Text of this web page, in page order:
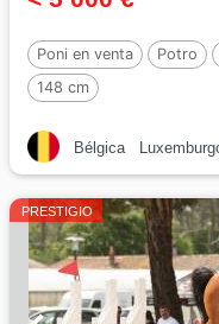
Poni en venta Potro
148 cm
Bélgica
PRESTIGIO